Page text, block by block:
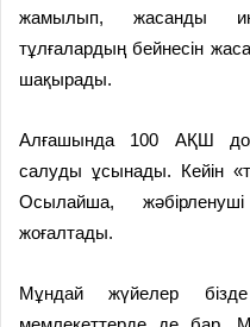
жамылып, жасанды
тұлғалардың бейнесін
шақырады.
Алғашында 100 АҚШ
салуды ұсынады. Кейін
Осылайша,
жоғалтады.
Мұндай жүйелер